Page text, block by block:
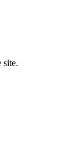
site.